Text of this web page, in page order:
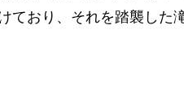
ており、それを踏襲した